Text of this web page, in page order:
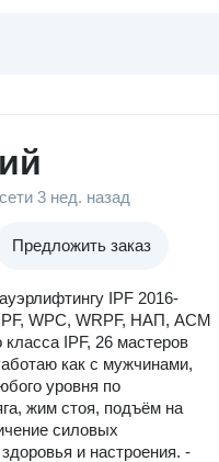
3 нед. назад
Предложить заказ
IPF 2016-
IPF, WPC, WRPF, НАП, АСМ
IPF, 26 мастеров
как с мужчинами,
уровня по
жим стоя, подъём на
силовых
и настроения. -